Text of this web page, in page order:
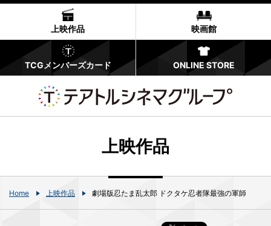
上映作品 映画館
TCGメンバーズカード ONLINE STORE
上映作品
Home 上映作品 劇場版忍たま乱太郎 ドクタケ忍者隊最強の軍師